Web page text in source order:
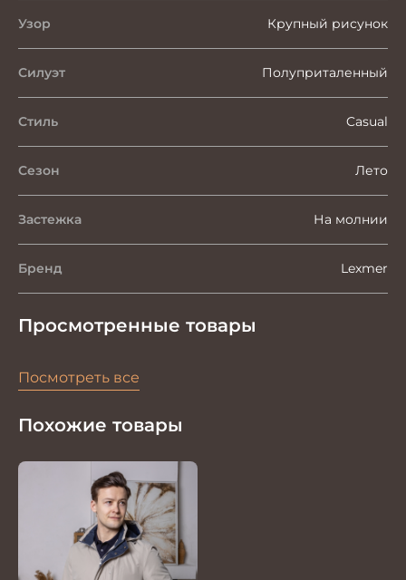
Узор Крупный рисунок
Силуэт Полуприталенный
Стиль Casual
Сезон Лето
Застежка На молнии
Бренд Lexmer
Просмотренные товары
Посмотреть все
Похожие товары